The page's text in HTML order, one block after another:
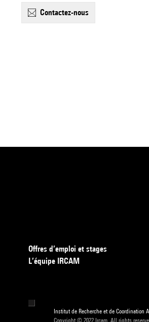
contactez-nous
Offres d’emploi et stages
L’équipe IRCAM
Institut de Recherche et de Coordination
Copyright © 2022 Ircam. All rights